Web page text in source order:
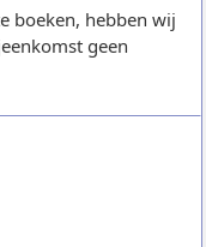
boeken, hebben wij
geen